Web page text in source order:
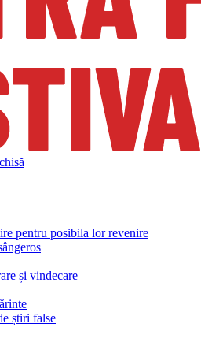
pentru posibila lor revenire
și vindecare
știri false